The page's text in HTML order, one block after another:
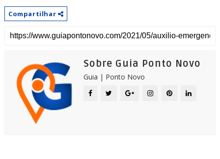
Compartilhar
Sobre Guia Ponto Novo
Guia | Ponto Novo